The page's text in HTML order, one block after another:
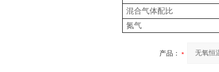
混合气体配比
氮气
产品：